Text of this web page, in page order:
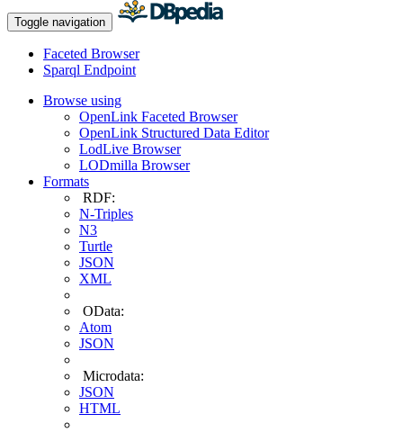
Toggle navigation
Faceted Browser
Sparql Endpoint
Browse using
OpenLink Faceted Browser
OpenLink Structured Data Editor
LodLive Browser
LODmilla Browser
Formats
RDF:
N-Triples
N3
Turtle
JSON
XML
OData:
Atom
JSON
Microdata:
JSON
HTML